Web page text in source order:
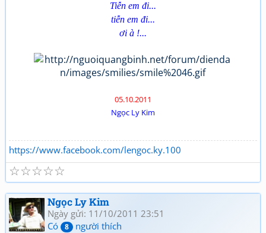
Tiễn em đi...
tiễn em đi...
ơi à !...
05.10.2011
Ngọc Ly Kim
https://www.facebook.com/lengoc.ky.100
☆
☆
☆
☆
☆
Ngọc Ly Kim
Ngày gửi: 11/10/2011 23:51
Có
8 người thích